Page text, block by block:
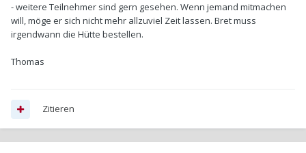
- weitere Teilnehmer sind gern gesehen. Wenn jemand mitmachen
will, möge er sich nicht mehr allzuviel Zeit lassen. Bret muss
irgendwann die Hütte bestellen.
Thomas
Zitieren